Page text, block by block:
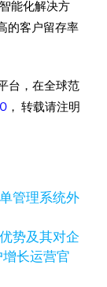
能化解决方
的客户留存率
台，在全球范
， 转载请注明
管理系统外
势及其对企
长运营官